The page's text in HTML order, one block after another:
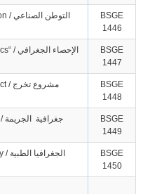
BSGE
1446
التوطن الصناعي / Industrial Localization
BSGE
1447
الإحصاء الجغرافي / “Geographical Statistics.”
BSGE
1448
مشروع تخرج / Graduation Project
BSGE
1449
جغرافية الجريمة / Crime Geography
BSGE
1450
الجغرافيا الطبية / Medical Geography